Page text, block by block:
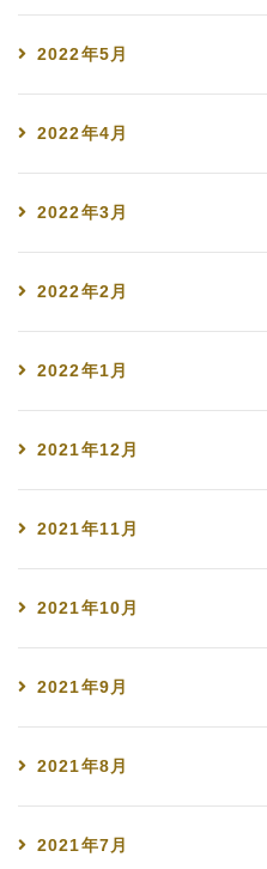
2022年5月
2022年4月
2022年3月
2022年2月
2022年1月
2021年12月
2021年11月
2021年10月
2021年9月
2021年8月
2021年7月